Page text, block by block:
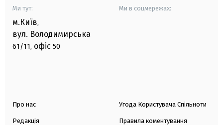
Ми тут:
м.Київ,
вул. Володимирська
61/11, офіс 50
Ми в соцмережах:
Про нас
Редакція
Угода Користувача Спільноти
Правила коментування